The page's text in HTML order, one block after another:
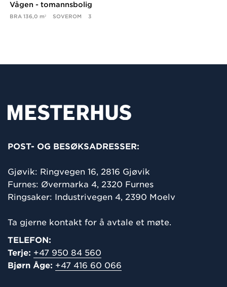
Vågen - tomannsbolig
BRA 136,0 m² SOVEROM 3
POST- OG BESØKSADRESSER:
Gjøvik: Ringvegen 16, 2816 Gjøvik
Furnes: Øvermarka 4, 2320 Furnes
Ringsaker: Industrivegen 4, 2390 Moelv
Ta gjerne kontakt for å avtale et møte.
TELEFON:
Terje: +47 950 84 560
Bjørn Åge: +47 416 60 066